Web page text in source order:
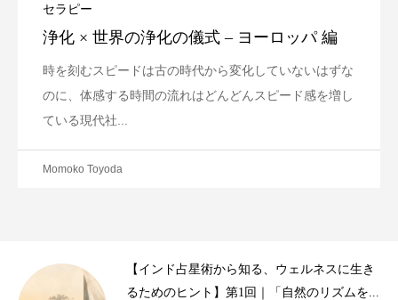
セラピー
浄化 × 世界の浄化の儀式 – ヨーロッパ 編
時を刻むスピードは古の時代から変化していないはずな
のに、体感する時間の流れはどんどんスピード感を増し
ている現代社...
Momoko Toyoda
【インド占星術から知る、ウェルネスに生き
るためのヒント】第1回｜「自然のリズムを...